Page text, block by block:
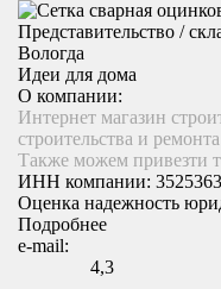
Представительство /
Вологда
Идеи для дома
О компании:
Интернет магазин
строительства и
Также можем привезти
ИНН компании:
Оценка надежность
Подробнее
e-mail:
4,3